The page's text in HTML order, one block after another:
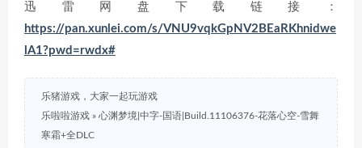
迅雷网盘下载链接：
https://pan.xunlei.com/s/VNU9vqkGpNV2BEaRKhnidwe
lA1?pwd=rwdx#
乐猪游戏，大家一起玩游戏
乐啦啦游戏 » 心渊梦境|中字-国语|Build.11106376-花落心空-雪舞
寒霜+全DLC